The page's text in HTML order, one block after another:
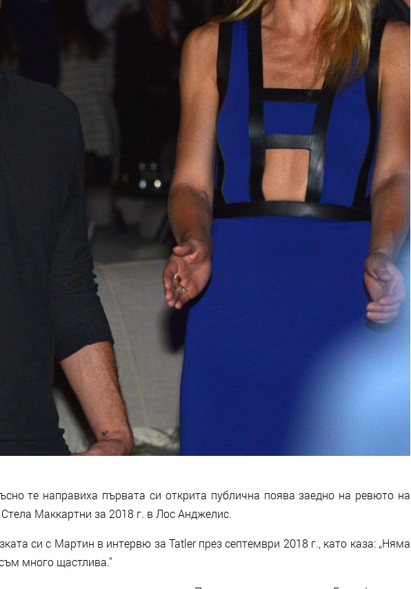
те направиха първата си открита публична поява заедно на ревюто на
Маккартни за 2018 г. в Лос Анджелис.
си с Мартин в интервю за Tatler през септември 2018 г., като каза: „Няма
много щастлива."